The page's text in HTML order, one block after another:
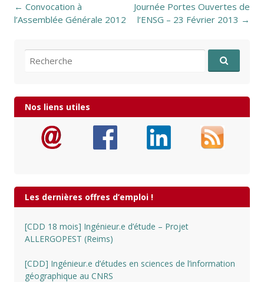
Post navigation
← Convocation à
l’Assemblée Générale 2012
Journée Portes Ouvertes de
l’ENSG – 23 Février 2013 →
Recherche pour:
Nos liens utiles
Les dernières offres d’emploi !
[CDD 18 mois] Ingénieur.e d’étude – Projet
ALLERGOPEST (Reims)
[CDD] Ingénieur.e d’études en sciences de l’information
géographique au CNRS